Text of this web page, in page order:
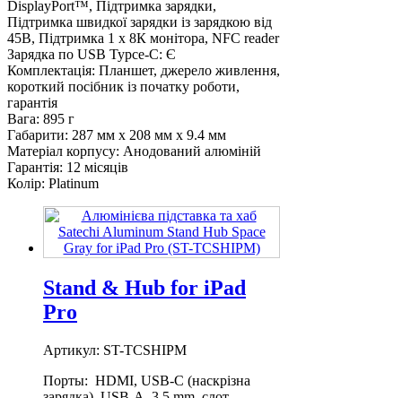
DisplayPort™, Підтримка зарядки,
Підтримка швидкої зарядки із зарядкою від
45В, Підтримка 1 х 8К монітора, NFC reader
Зарядка по USB Typce-C: Є
Комплектація: Планшет, джерело живлення,
короткий посібник із початку роботи,
гарантія
Вага: 895 г
Габарити: 287 мм x 208 мм x 9.4 мм
Матеріал корпусу: Анодований алюміній
Гарантія: 12 місяців
Колір: Platinum
Stand & Hub for iPad
Pro
Артикул: ST-TCSHIPM
Порты: HDMI, USB-C (наскрізна